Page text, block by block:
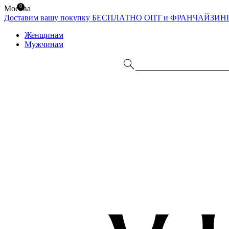
Москва
Доставим вашу покупку БЕСПЛАТНО ОПТ и
Женщинам
Мужчинам
0